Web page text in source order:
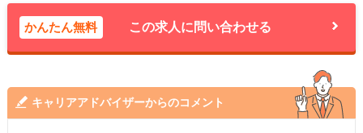
かんたん無料 この求人に問い合わせる
キャリアアドバイザーからのコメント